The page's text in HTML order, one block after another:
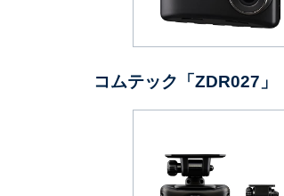
コムテック「ZDR027」